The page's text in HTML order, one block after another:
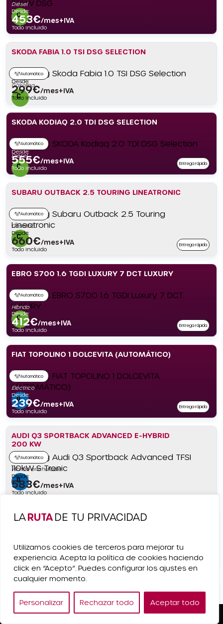
LARUTA DE TU PRIVACIDAD
Utilizamos cookies de terceros para mejorar tu
experiencia. Acepta la política de cookies haciendo
click en “Acepto”. Puedes configurar los ajustes en
cualquier momento.
Personalizar Rechazar todo Aceptar todo
Diésel
Desde:
453€/mes+IVA
Todo incluido
SKODA FABIA 1.0 TSI DSG SELECTION
Automático
Gasolina
Desde:
299€/mes+IVA
Todo incluido
SKODA KODIAQ 2.0 TDI DSG SELECTION
Automático
Diésel
Desde:
555€/mes+IVA
Todo incluido
Entrega rápida
SUBARU OUTBACK 2.5 TOURING LINEATRONIC
Automático
Gasolina
Desde:
660€/mes+IVA
Todo incluido
Entrega rápida
EBRO S700 1.6 TGDI LUXURY 7 DCT LUXURY
Automático
Híbrido
Desde:
412€/mes+IVA
Todo incluido
Entrega rápida
FIAT TOPOLINO 1 DOLCEVITA (AUTOMÁTICO)
Automático
Eléctrico
Desde:
239€/mes+IVA
Todo incluido
Entrega rápida
AUDI Q3 SPORTBACK ADVANCED E-HYBRID
200 KW
Automático
Híbrido enchufable
Desde:
583€/mes+IVA
Todo incluido
MAZDA 3 E-SKY G MHEV CENTRE-LINE
Híbrido gasolina
Desde:
375€/mes+IVA
Todo incluido
Pedir Presupuesto